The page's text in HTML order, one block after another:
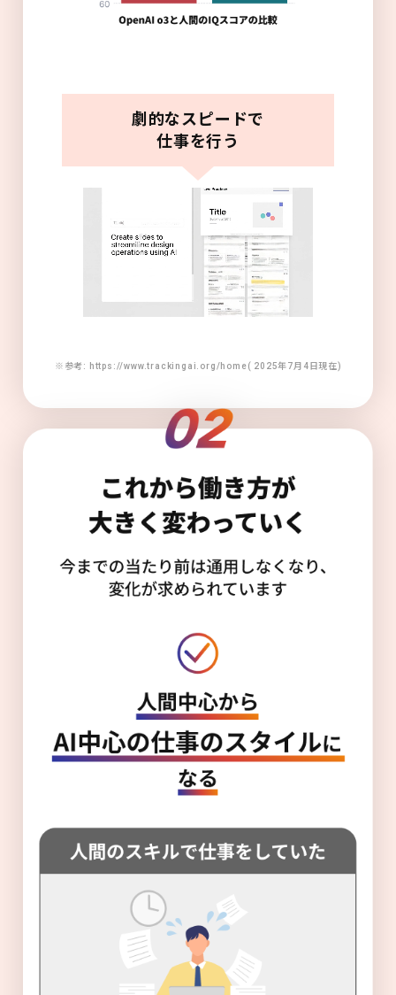
劇的なスピードで
仕事を行う
※参考: https://www.trackingai.org/home( 2025年7月4日現在)